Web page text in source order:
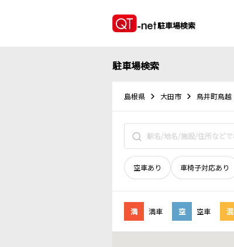
駐車場検索
駐車場検索
島根県 大田市 鳥井町鳥越
空車あり 車椅子対応あり
満 満車 空 空車 混